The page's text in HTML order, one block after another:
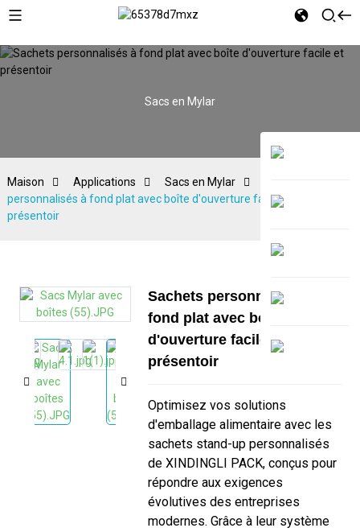
Sacs en Mylar
Maison Applications Sacs en Mylar
personnalisés à fond plat avec boîte d'ouverture facile et
présentoir
Sachets personnalisés à
fond plat avec boîte
d'ouverture facile et
présentoir
Optimisez vos solutions
d'emballage alimentaire avec les
sachets stand-up personnalisés
de XINDINGLI PACK, conçus pour
répondre aux exigences
évolutives des entreprises
modernes. Grâce à leur système